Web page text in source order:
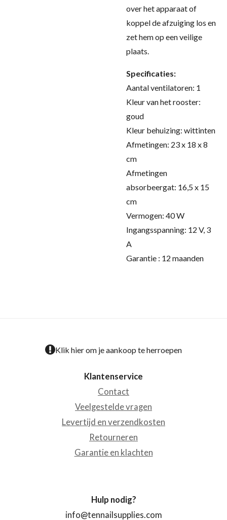
over het apparaat of
koppel de afzuiging los en
zet hem op een veilige
plaats.
Specificaties:
Aantal ventilatoren: 1
Kleur van het rooster:
goud
Kleur behuizing: wittinten
Afmetingen: 23 x 18 x 8
cm
Afmetingen
absorbeergat: 16,5 x 15
cm
Vermogen: 40 W
Ingangsspanning: 12 V, 3
A
Garantie : 12 maanden
Klik hier om je aankoop te herroepen
Klantenservice
Contact
Veelgestelde vragen
Levertijd en verzendkosten
Retourneren
Garantie en klachten
Hulp nodig?
info@tennailsupplies.com